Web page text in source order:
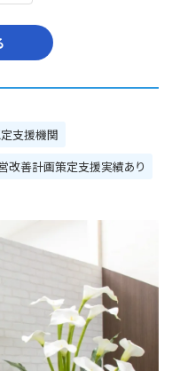
支援機関
改善計画策定支援実績あり